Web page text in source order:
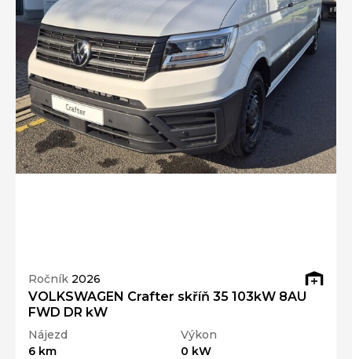
Ročník 2026
VOLKSWAGEN Crafter skříň 35 103kW 8AU
FWD DR kW
Nájezd
6 km
Výkon
0 kW